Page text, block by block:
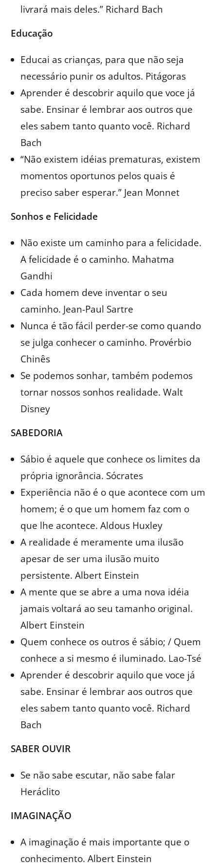
livrará mais deles.” Richard Bach
Educação
Educai as crianças, para que não seja
necessário punir os adultos. Pitágoras
Aprender é descobrir aquilo que voce já
sabe. Ensinar é lembrar aos outros que
eles sabem tanto quanto você. Richard
Bach
“Não existem idéias prematuras, existem
momentos oportunos pelos quais é
preciso saber esperar.” Jean Monnet
Sonhos e Felicidade
Não existe um caminho para a felicidade.
A felicidade é o caminho. Mahatma
Gandhi
Cada homem deve inventar o seu
caminho. Jean-Paul Sartre
Nunca é tão fácil perder-se como quando
se julga conhecer o caminho. Provérbio
Chinês
Se podemos sonhar, também podemos
tornar nossos sonhos realidade. Walt
Disney
SABEDORIA
Sábio é aquele que conhece os limites da
própria ignorância. Sócrates
Experiência não é o que acontece com um
homem; é o que um homem faz com o
que lhe acontece. Aldous Huxley
A realidade é meramente uma ilusão
apesar de ser uma ilusão muito
persistente. Albert Einstein
A mente que se abre a uma nova idéia
jamais voltará ao seu tamanho original.
Albert Einstein
Quem conhece os outros é sábio; / Quem
conhece a si mesmo é iluminado. Lao-Tsé
Aprender é descobrir aquilo que voce já
sabe. Ensinar é lembrar aos outros que
eles sabem tanto quanto você. Richard
Bach
SABER OUVIR
Se não sabe escutar, não sabe falar
Heráclito
IMAGINAÇÃO
A imaginação é mais importante que o
conhecimento. Albert Einstein